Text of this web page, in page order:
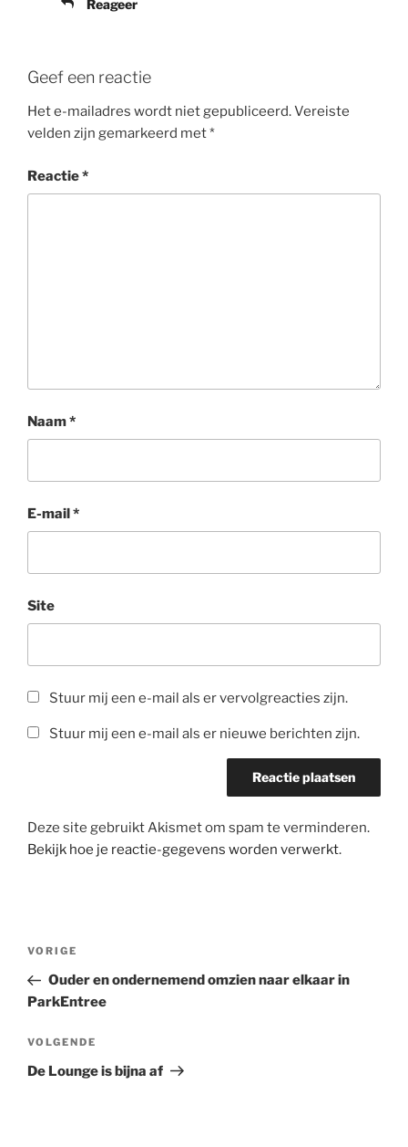
Reageer
Geef een reactie
Het e-mailadres wordt niet gepubliceerd.Vereiste
velden zijn gemarkeerd met*
Reactie*
Naam*
E-mail*
Site
Stuur mij een e-mail als er vervolgreacties zijn.
Stuur mij een e-mail als er nieuwe berichten zijn.
Deze site gebruikt Akismet om spam te verminderen.
Bekijk hoe je reactie-gegevens worden verwerkt.
Berichtnavigatie
Vorig
bericht
VORIGE
Ouder en ondernemend omzien naar elkaar in
ParkEntree
Volgend
bericht
VOLGENDE
De Lounge is bijna af